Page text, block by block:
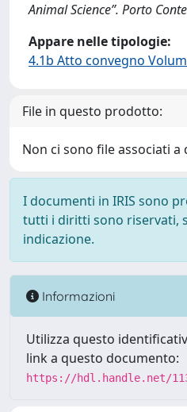
Animal Science”. Porto
Appare nelle tipologie:
4.1b Atto convegno
File in questo prodotto:
Non ci sono file associati
I documenti in IRIS sono
tutti i diritti sono riservati,
indicazione.
Informazioni
Utilizza questo
link a questo documento:
https://hdl.handle.net/